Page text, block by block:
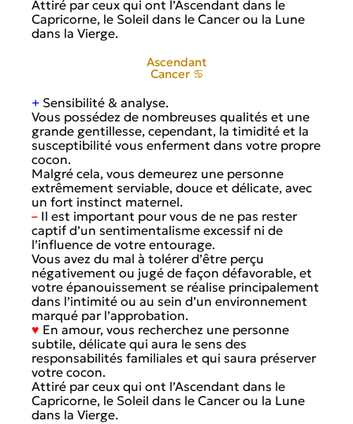
Attiré par ceux qui ont l’Ascendant dans le
Capricorne, le Soleil dans le Cancer ou la Lune
dans la Vierge.
Ascendant
Cancer ♋
+ Sensibilité & analyse.
Vous possédez de nombreuses qualités et une
grande gentillesse, cependant, la timidité et la
susceptibilité vous enferment dans votre propre
cocon.
Malgré cela, vous demeurez une personne
extrêmement serviable, douce et délicate, avec
un fort instinct maternel.
– Il est important pour vous de ne pas rester
captif d’un sentimentalisme excessif ni de
l’influence de votre entourage.
Vous avez du mal à tolérer d’être perçu
négativement ou jugé de façon défavorable, et
votre épanouissement se réalise principalement
dans l’intimité ou au sein d’un environnement
marqué par l’approbation.
♥ En amour, vous recherchez une personne
subtile, délicate qui aura le sens des
responsabilités familiales et qui saura préserver
votre cocon.
Attiré par ceux qui ont l’Ascendant dans le
Capricorne, le Soleil dans le Cancer ou la Lune
dans la Vierge.